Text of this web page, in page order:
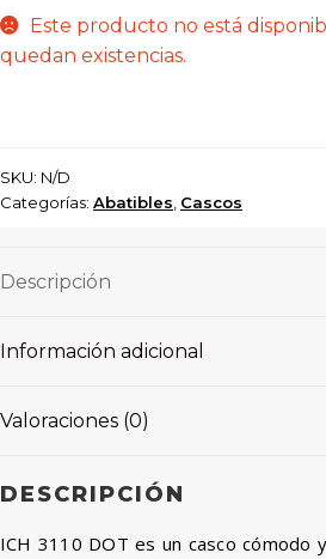
Este producto no está
quedan existencias.
SKU: N/D
Categorías: Abatibles Cascos
Descripción
Información adicional
Valoraciones (0)
DESCRIPCIÓN
ICH 3110 DOT es un casco cómodo